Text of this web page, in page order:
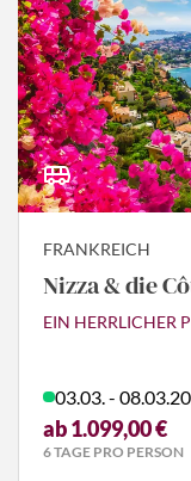
FRANKREICH
Nizza & die
EIN HERRLICHER
03.03. -
ab 1.099,00 €
6 TAGE PRO PERSON